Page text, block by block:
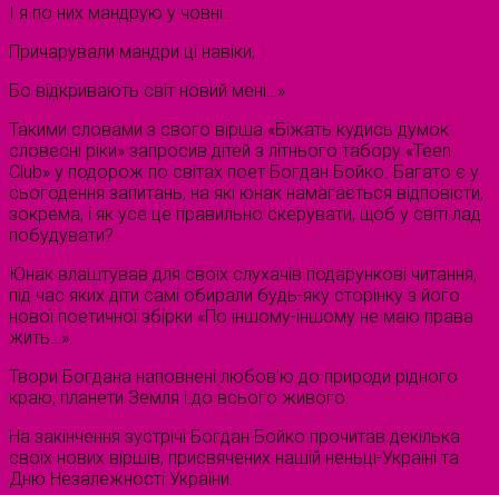
І я по них мандрую у човні.
Причарували мандри ці навіки,
Бо відкривають світ новий мені…»
Такими словами з свого вірша «Біжать кудись думок
словесні ріки» запросив дітей з літнього табору «Teen
Club» у подорож по світах поет Богдан Бойко. Багато є у
сьогодення запитань, на які юнак намагається відповісти,
зокрема, і як усе це правильно скерувати, щоб у світі лад
побудувати?
Юнак влаштував для своїх слухачів подарункові читання,
під час яких діти самі обирали будь-яку сторінку з його
нової поетичної збірки «По іншому-іншому не маю права
жить…».
Твори Богдана наповнені любов’ю до природи рідного
краю, планети Земля і до всього живого.
На закінчення зустрічі Богдан Бойко прочитав декілька
своїх нових віршів, присвячених нашій неньці-Україні та
Дню Незалежності України.